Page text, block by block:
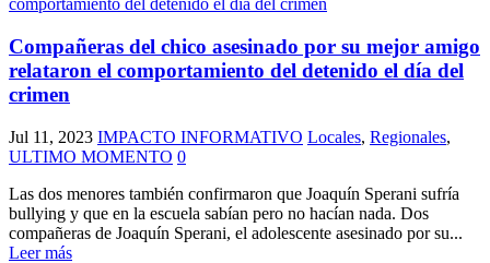
Compañeras del chico asesinado por su mejor amigo
relataron el comportamiento del detenido el día del
crimen
Jul 11, 2023 IMPACTO INFORMATIVO Locales, Regionales,
ULTIMO MOMENTO 0
Las dos menores también confirmaron que Joaquín Sperani sufría
bullying y que en la escuela sabían pero no hacían nada. Dos
compañeras de Joaquín Sperani, el adolescente asesinado por su...
Leer más